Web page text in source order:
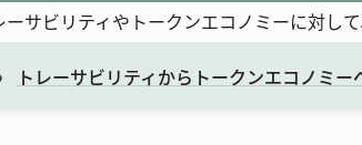
サビリティやトークンエコノミーに対し
トレーサビリティからトークンエコノミー